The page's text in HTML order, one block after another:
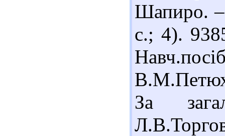
Шапиро.
с.; 4).
За